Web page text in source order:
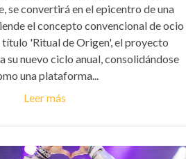
se convertirá en el epicentro de una
el concepto convencional de ocio
'Ritual de Origen', el proyecto
su nuevo ciclo anual, consolidándose
una plataforma...
Leer más